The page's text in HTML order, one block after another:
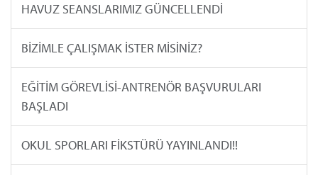
HAVUZ SEANSLARIMIZ GÜNCELLENDİ
BİZİMLE ÇALIŞMAK İSTER MİSİNİZ?
EĞİTİM GÖREVLİSİ-ANTRENÖR BAŞVURULARI
BAŞLADI
OKUL SPORLARI FİKSTÜRÜ YAYINLANDI!!